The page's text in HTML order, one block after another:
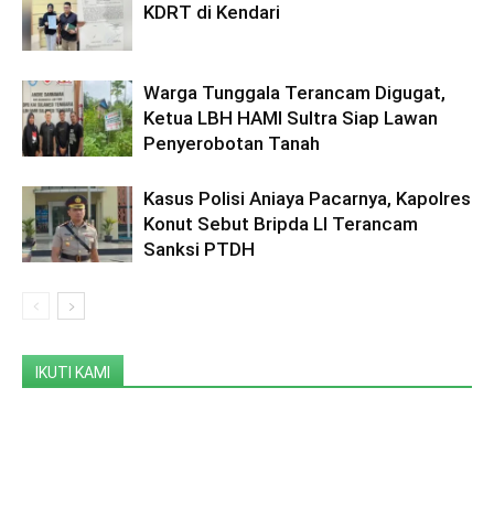
KDRT di Kendari
Warga Tunggala Terancam Digugat,
Ketua LBH HAMI Sultra Siap Lawan
Penyerobotan Tanah
Kasus Polisi Aniaya Pacarnya, Kapolres
Konut Sebut Bripda LI Terancam
Sanksi PTDH
IKUTI KAMI